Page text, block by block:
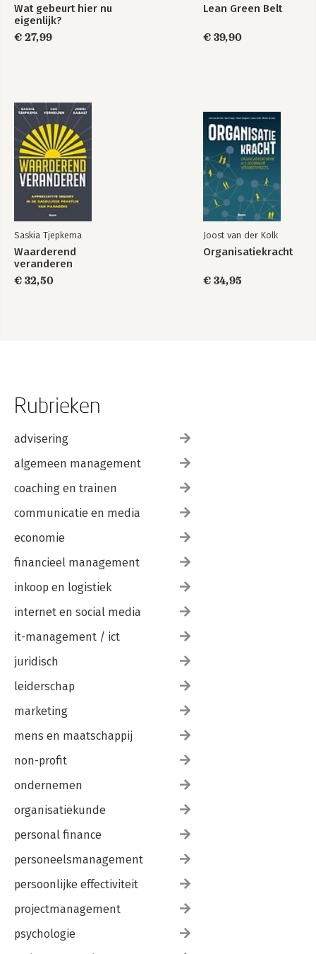
Bijlage 2: Conventies voor batenmodellering
Bijlage 3: Test je schattend vermogen
Wat gebeurt hier nu
eigenlijk?
€ 27,99
Lean Green Belt
€ 39,90
Saskia Tjepkema
Waarderend
veranderen
€ 32,50
Joost van der Kolk
Organisatiekracht
€ 34,95
Rubrieken
advisering
algemeen management
coaching en trainen
communicatie en media
economie
financieel management
inkoop en logistiek
internet en social media
it-management / ict
juridisch
leiderschap
marketing
mens en maatschappij
non-profit
ondernemen
organisatiekunde
personal finance
personeelsmanagement
persoonlijke effectiviteit
projectmanagement
psychologie